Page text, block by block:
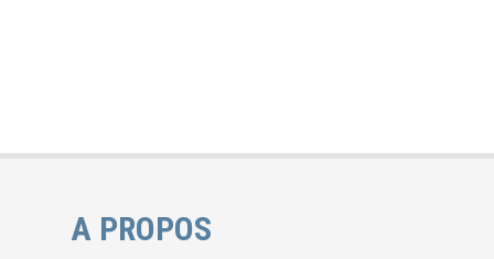
A PROPOS